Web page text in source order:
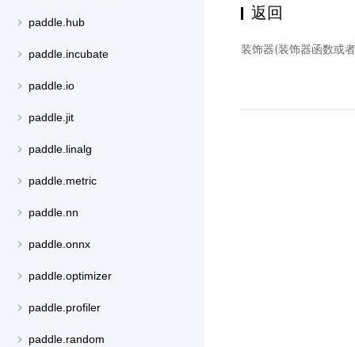
paddle.hub
paddle.incubate
paddle.io
paddle.jit
paddle.linalg
paddle.metric
paddle.nn
paddle.onnx
paddle.optimizer
paddle.profiler
paddle.random
返回
装饰器(装饰器函数或